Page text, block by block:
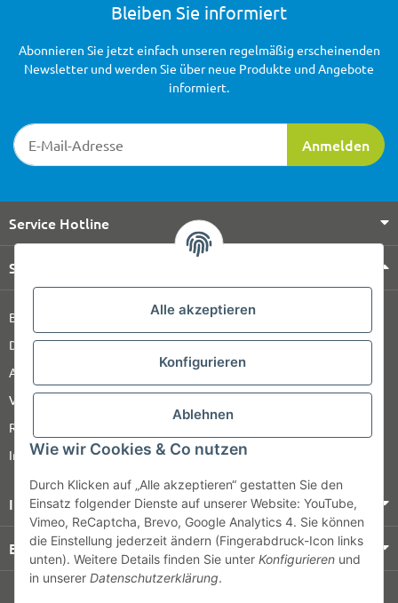
Alle akzeptieren
Konfigurieren
Ablehnen
Wie wir Cookies & Co nutzen
Durch Klicken auf „Alle akzeptieren“ gestatten Sie den
Einsatz folgender Dienste auf unserer Website: YouTube,
Vimeo, ReCaptcha, Brevo, Google Analytics 4. Sie können
die Einstellung jederzeit ändern (Fingerabdruck-Icon links
unten). Weitere Details finden Sie unter Konfigurieren und
in unserer Datenschutzerklärung.
Bleiben Sie informiert
Newsletter-Registrierung
Anmelden
Abonnieren Sie jetzt einfach unseren regelmäßig erscheinenden
Newsletter und werden Sie über neue Produkte und Angebote
informiert.
Service Hotline
Shop Service
Barrierefreiheitserklärung
Datenschutz
AGB
Versandinformationen
Retour
Impressum
Informationen
Bezahlung & Versand
© HOZ MEDI WERK